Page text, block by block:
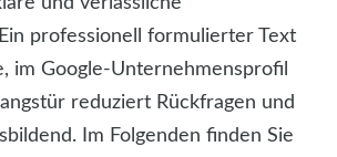
professionell formulierter Text
im Google-Unternehmensprofil
reduziert Rückfragen und
Im Folgenden finden Sie